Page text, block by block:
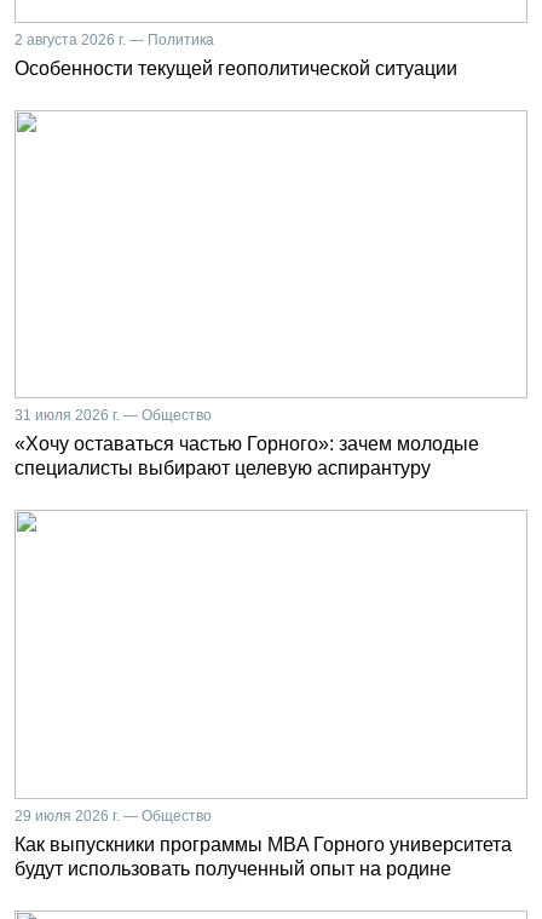
2 августа 2026 г. — Политика
Особенности текущей геополитической ситуации
31 июля 2026 г. — Общество
«Хочу оставаться частью Горного»: зачем молодые
специалисты выбирают целевую аспирантуру
29 июля 2026 г. — Общество
Как выпускники программы MBA Горного университета
будут использовать полученный опыт на родине